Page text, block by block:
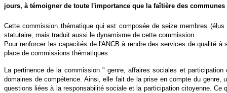
jours, à témoigner de toute l'importance que la faîtière des
Cette commission thématique qui est composée de seize membres
statutaire, mais traduit aussi le dynamisme de cette commission.
Pour renforcer les capacités de l'ANCB à rendre des services de qualité
place de commissions thématiques.
La pertinence de la commission " genre, affaires sociales et
domaines de compétence. Ainsi, elle fait de la prise en compte du genre,
questions liées à la responsabilité sociale et la participation citoyenne.